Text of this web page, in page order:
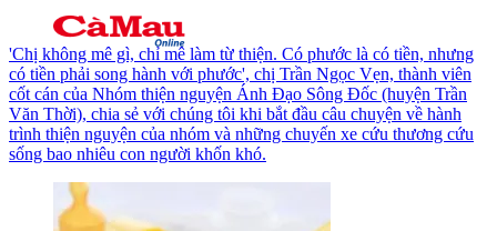
'Chị không mê gì, chỉ mê làm từ thiện. Có phước là có tiền, nhưng
có tiền phải song hành với phước', chị Trần Ngọc Vẹn, thành viên
cốt cán của Nhóm thiện nguyện Ánh Ðạo Sông Ðốc (huyện Trần
Văn Thời), chia sẻ với chúng tôi khi bắt đầu câu chuyện về hành
trình thiện nguyện của nhóm và những chuyến xe cứu thương cứu
sống bao nhiêu con người khốn khó.